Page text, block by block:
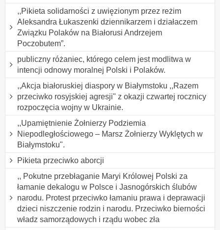
,,Pikieta solidarności z uwięzionym przez reżim
Aleksandra Łukaszenki dziennikarzem i działaczem
Związku Polaków na Białorusi Andrzejem
Poczobutem”.
publiczny różaniec, którego celem jest modlitwa w
intencji odnowy moralnej Polski i Polaków.
,,Akcja białoruskiej diaspory w Białymstoku ,,Razem
przeciwko rosyjskiej agresji" z okazji czwartej rocznicy
rozpoczęcia wojny w Ukrainie.
,,Upamiętnienie Żołnierzy Podziemia
Niepodległościowego – Marsz Żołnierzy Wyklętych w
Białymstoku".
Pikieta przeciwko aborcji
,, Pokutne przebłaganie Maryi Królowej Polski za
łamanie dekalogu w Polsce i Jasnogórskich ślubów
narodu. Protest przeciwko łamaniu prawa i deprawacji
dzieci niszczenie rodzin i narodu. Przeciwko bierności
władz samorządowych i rządu wobec zła